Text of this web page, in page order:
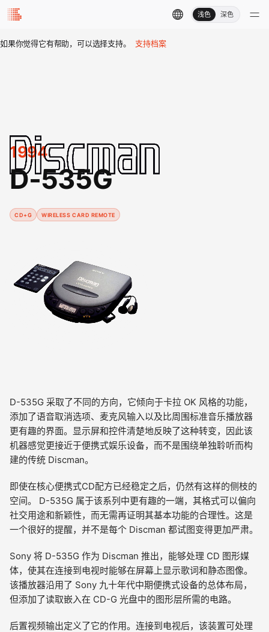
浅色 深色
如果你觉得它有帮助，可以选择支持。 支持档案
1994
D-535G
CD+G WIRELESS CARD REMOTE
D-535G 采取了不同的方向，它倾向于卡拉 OK 风格的功能，
添加了语音取消选项、麦克风输入以及比周围标准音乐播放器
更有趣的界面。显示屏和控件清楚地反映了这种转变，因此该
机器感觉更接近于便携式娱乐设备，而不是围绕单独聆听而构
建的传统 Discman。
即使在核心便携式CD配方已经稳定之后，仍然有这样的侧枝的
空间。 D-535G 属于该系列中更有趣的一端，其格式可以偏向
社交用途和新颖性，而无需再证明其基本功能的合理性。这是
一个很好的提醒，并不是每个 Discman 都试图变得更加严肃。
Sony 将 D-535G 作为 Discman 推出，能够处理 CD 图形媒
体，使其在连接到电视时能够在屏幕上显示歌词和静态图像。
该播放器沿用了 Sony 九十年代中期便携式设备的总体布局，
但添加了读取嵌入在 CD-G 光盘中的图形层所需的电路。
后置视频输出定义了它的作用。连接到电视后，该装置可处理